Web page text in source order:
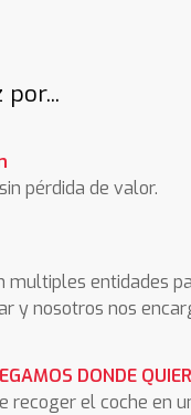
pérdida de valor.
multiples entidades
y nosotros nos
DONDE
recoger el coche en